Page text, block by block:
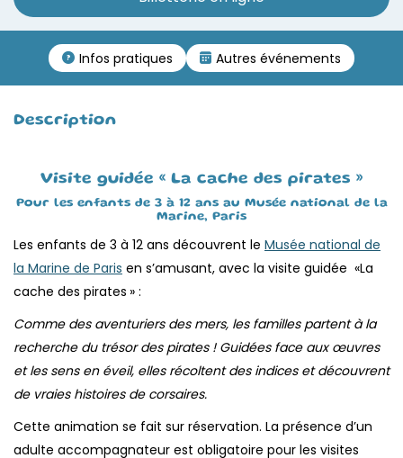
Infos pratiques Autres événements
Description
Visite guidée « La cache des pirates »
Pour les enfants de 3 à 12 ans au Musée national de la
Marine, Paris
Les enfants de 3 à 12 ans découvrent le Musée national de
la Marine de Paris en s’amusant, avec la visite guidée «La
cache des pirates » :
Comme des aventuriers des mers, les familles partent à la
recherche du trésor des pirates ! Guidées face aux œuvres
et les sens en éveil, elles récoltent des indices et découvrent
de vraies histoires de corsaires.
Cette animation se fait sur réservation. La présence d’un
adulte accompagnateur est obligatoire pour les visites